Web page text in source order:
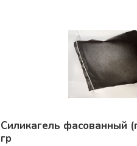
Силикагель фасованный
гр